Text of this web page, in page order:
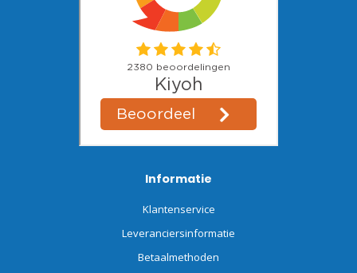
Informatie
Klantenservice
Leveranciersinformatie
Betaalmethoden